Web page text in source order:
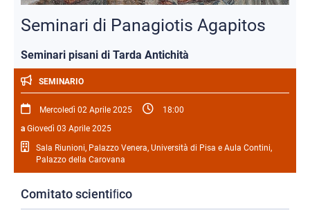
Seminari di Panagiotis Agapitos
Seminari pisani di Tarda Antichità
SEMINARIO
Mercoledì 02 Aprile 2025
18:00
a Giovedì 03 Aprile 2025
Sala Riunioni, Palazzo Venera, Università di Pisa e Aula Contini,
Palazzo della Carovana
Comitato scientiﬁco